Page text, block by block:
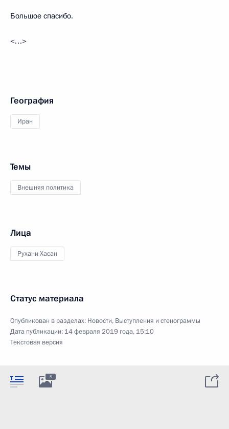
Большое спасибо.
<…>
География
Иран
Темы
Внешняя политика
Лица
Рухани Хасан
Статус материала
Опубликован в разделах: Новости, Выступления и стенограммы
Дата публикации: 14 февраля 2019 года, 15:10
Текстовая версия
5